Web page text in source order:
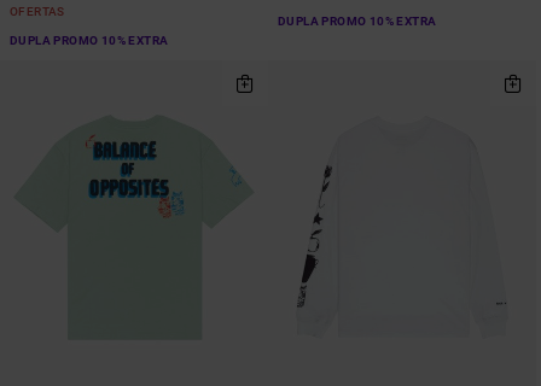
OFERTAS
DUPLA PROMO 10% EXTRA
DUPLA PROMO 10% EXTRA